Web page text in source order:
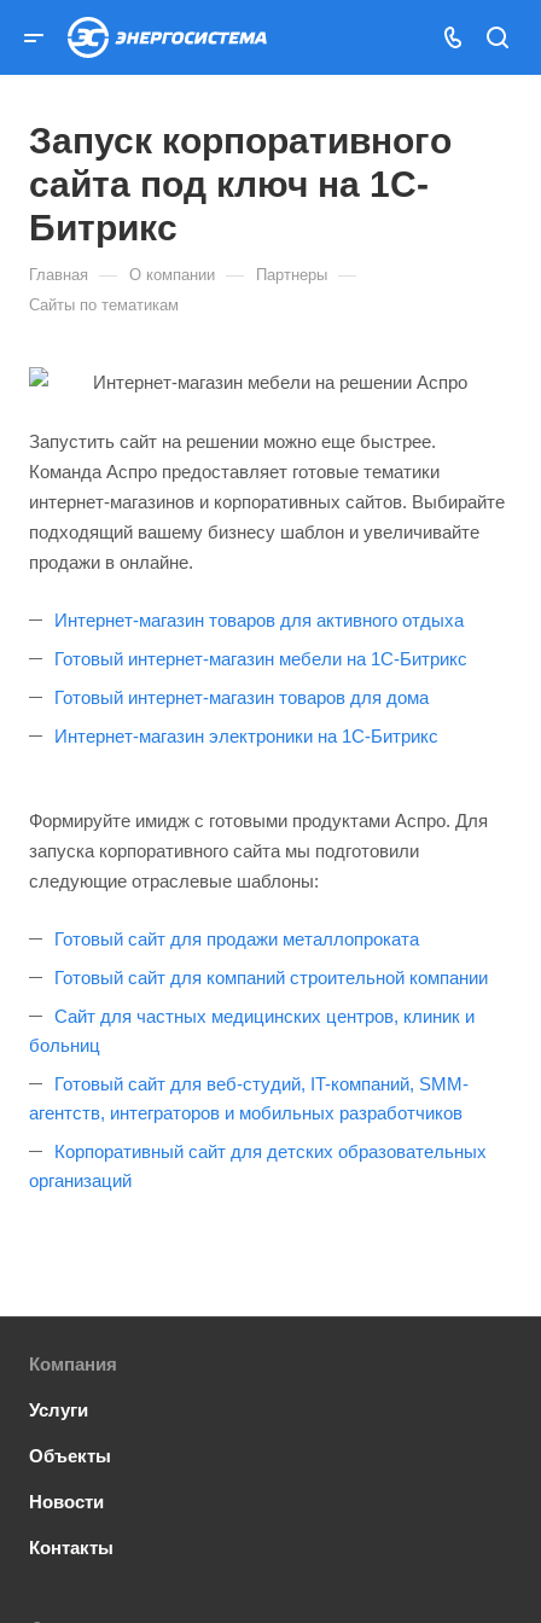
Запуск корпоративного
сайта под ключ на 1С-
Битрикс
Главная — О компании — Партнеры —
Сайты по тематикам
Запустить сайт на решении можно еще быстрее.
Команда Аспро предоставляет готовые тематики
интернет-магазинов и корпоративных сайтов. Выбирайте
подходящий вашему бизнесу шаблон и увеличивайте
продажи в онлайне.
Интернет-магазин товаров для активного отдыха
Готовый интернет-магазин мебели на 1С-Битрикс
Готовый интернет-магазин товаров для дома
Интернет-магазин электроники на 1С-Битрикс
Формируйте имидж с готовыми продуктами Аспро. Для
запуска корпоративного сайта мы подготовили
следующие отраслевые шаблоны:
Готовый сайт для продажи металлопроката
Готовый сайт для компаний строительной компании
Сайт для частных медицинских центров, клиник и
больниц
Готовый сайт для веб-студий, IT-компаний, SMM-
агентств, интеграторов и мобильных разработчиков
Корпоративный сайт для детских образовательных
организаций
Компания
Услуги
Объекты
Новости
Контакты